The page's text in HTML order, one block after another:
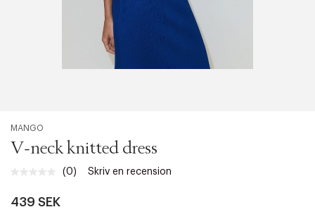
MANGO
V-neck knitted dress
Inget
(0) Skriv en recension
439 SEK